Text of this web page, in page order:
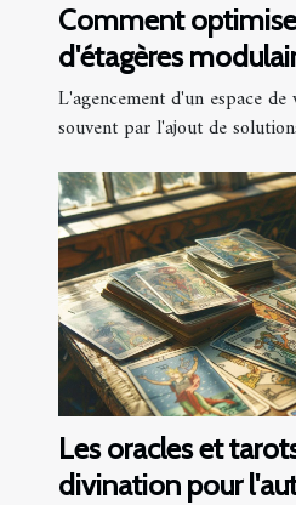
Comment
d'étagères
complet
L'agencement d'un espace
souvent par l'ajout de
Les oracles et
divination pour